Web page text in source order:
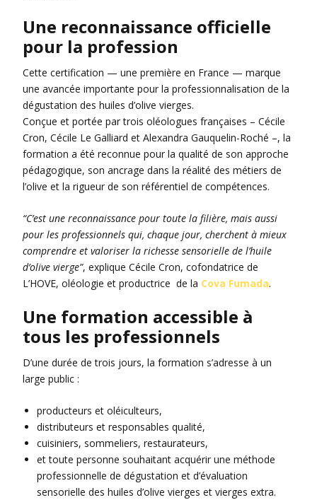
Une reconnaissance officielle
pour la profession
Cette certification — une première en France — marque
une avancée importante pour la professionnalisation de la
dégustation des huiles d’olive vierges.
Conçue et portée par trois oléologues françaises – Cécile
Cron, Cécile Le Galliard et Alexandra Gauquelin-Roché –, la
formation a été reconnue pour la qualité de son approche
pédagogique, son ancrage dans la réalité des métiers de
l’olive et la rigueur de son référentiel de compétences.
“C’est une reconnaissance pour toute la filière, mais aussi
pour les professionnels qui, chaque jour, cherchent à mieux
comprendre et valoriser la richesse sensorielle de l’huile
d’olive vierge”, explique Cécile Cron, cofondatrice de
L’HOVE, oléologie et productrice de la Cova Fumada.
Une formation accessible à
tous les professionnels
D’une durée de trois jours, la formation s’adresse à un
large public :
producteurs et oléiculteurs,
distributeurs et responsables qualité,
cuisiniers, sommeliers, restaurateurs,
et toute personne souhaitant acquérir une méthode
professionnelle de dégustation et d’évaluation
sensorielle des huiles d’olive vierges et vierges extra.